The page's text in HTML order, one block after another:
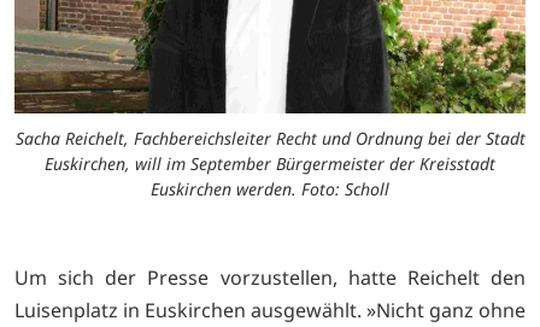
Sacha Reichelt, Fachbereichsleiter Recht und Ordnung bei der Stadt
Euskirchen, will im September Bürgermeister der Kreisstadt
Euskirchen werden. Foto: Scholl
Um sich der Presse vorzustellen, hatte Reichelt den
Luisenplatz in Euskirchen ausgewählt. »Nicht ganz ohne